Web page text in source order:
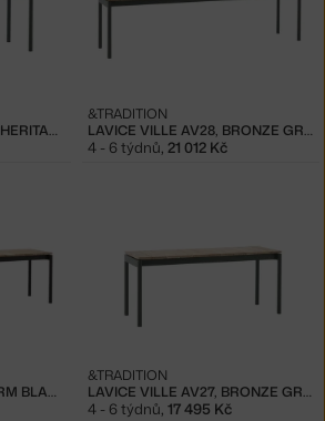
PODSEDÁK VILLE AV27, HERITAGE PAPYRUS LAVICE VILLE AV28, BRONZE GREEN / TEAK
&TRADITION
4 - 6 týdnů 21 012 Kč
LAVICE VILLE AV28, WARM BLACK / TEAK LAVICE VILLE AV27, BRONZE GREEN / TEAK
&TRADITION
4 - 6 týdnů, 17 495 Kč